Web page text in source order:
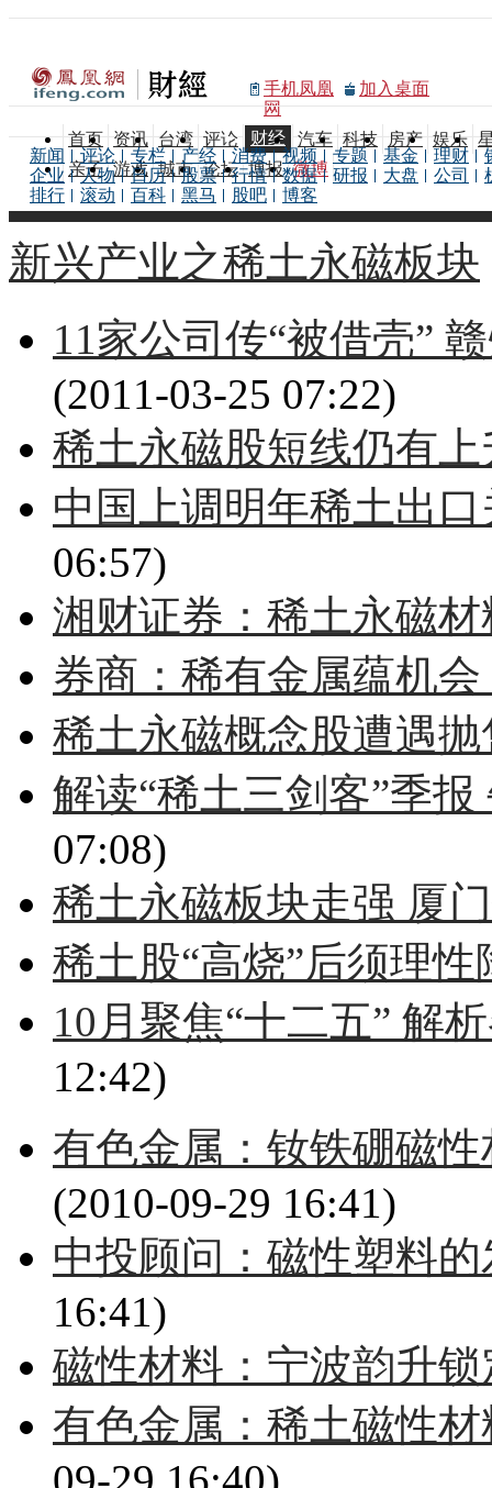
手机凤凰
网
加入桌面
首页 资讯 台湾 评论 财经 汽车 科技 房产 娱乐
亲子 游戏 城市 论坛 博报 微博
新闻 评论 专栏 产经 消费 视频 专题 基金 理财
企业
人物 日历 股票 行情 数据 研报 大盘 公司
排行
滚动 百科 黑马 股吧 博客
新兴产业之稀土永磁板块
11家公司传“被借壳”
(2011-03-25 07:22)
稀土永磁股短线仍有
中国上调明年稀土出
06:57)
湘财证券：稀土永磁
券商：稀有金属蕴机
稀土永磁概念股遭遇抛
解读“稀土三剑客”季
07:08)
稀土永磁板块走强 厦
稀土股“高烧”后须理性
10月聚焦“十二五” 解
12:42)
有色金属：钕铁硼磁
(2010-09-29 16:41)
中投顾问：磁性塑料
16:41)
磁性材料：宁波韵升
有色金属：稀土磁性